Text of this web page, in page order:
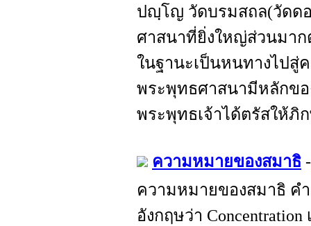
ปญฺโญ วัดบรมสถล(วัดด
ศาสนาที่ยิ่งใหญ่ส่วนมา
ในฐานะเป็นหนทางไปสู่
พระพุทธศาสนามีหลักข
พระพุทธเจ้าได้ตรัสให้
ความหมายของสมาธิ
ความหมายของสมาธิ ค
อังกฤษว่า